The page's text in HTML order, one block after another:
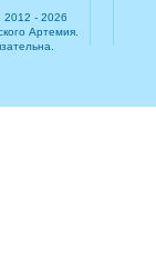
2012 - 2026
Артемия.